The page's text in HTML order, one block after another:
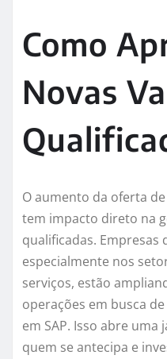
Como
Novas
O aumento da oferta
tem impacto direto na
qualificadas. Empresas
especialmente nos
serviços, estão
operações em busca
em SAP. Isso abre
quem se antecipa e